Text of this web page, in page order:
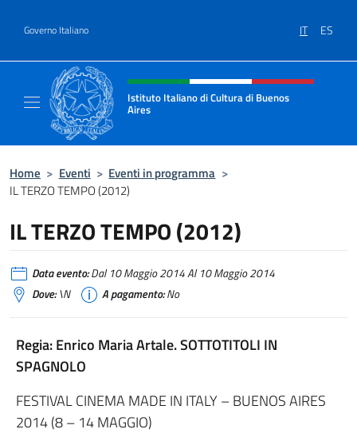
Governo Italiano IT ES
Intestazione sito, social e menù
Istituto Italiano di Cultura di Buenos
Aires
Home > Eventi > Eventi in programma >
IL TERZO TEMPO (2012)
IL TERZO TEMPO (2012)
Data evento:Dal 10 Maggio 2014 Al 10 Maggio 2014
Dove:\N A pagamento:No
Regia: Enrico Maria Artale. SOTTOTITOLI IN
SPAGNOLO
FESTIVAL CINEMA MADE IN ITALY – BUENOS AIRES
2014 (8 – 14 MAGGIO)